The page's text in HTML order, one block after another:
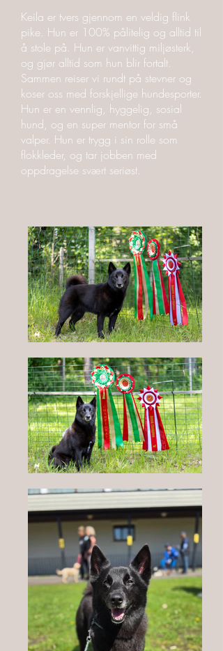
Keila er tvers gjennom en veldig flink
pike. Hun er 100% pålitelig og alltid til
å stole på. Hun er vanvittig miljøsterk,
og gjør alltid som hun blir fortalt.
Sammen reiser vi rundt på stevner og
koser oss med forskjellige hundesporter.
Hun er en vennlig, hyggelig, sosial
hund, og en super mentor for små
valper. Hun er trygg i sin rolle som
flokkleder, og tar jobben med
oppdragelse svært seriøst.